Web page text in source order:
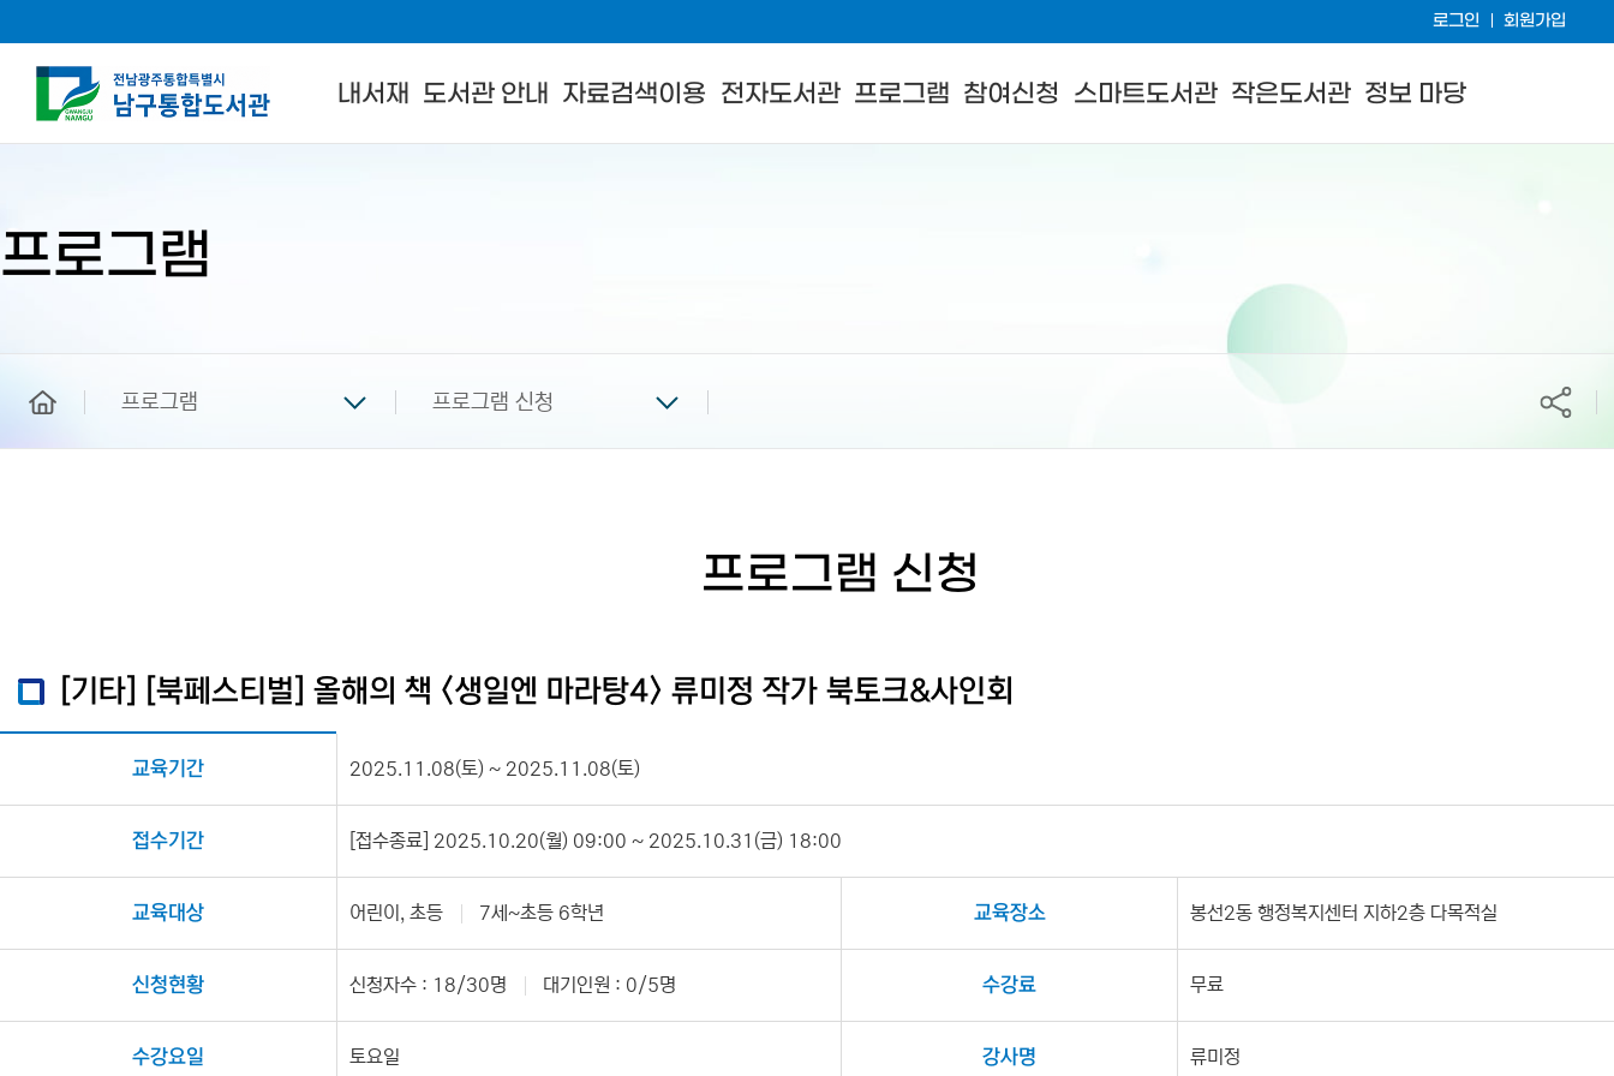
로그인 회원가입
내서재 도서관 안내 자료검색이용 전자도서관 프로그램 참여신청 스마트도서관 작은도서관 정보 마당
작
프로그램
프로그램 프로그램 신청 공유
프로그램 신청
[기타] [북페스티벌] 올해의 책 <생일엔 마라탕4> 류미정 작가 북토크&사인회
교육기간 2025.11.08(토) ~ 2025.11.08(토)
접수기간 [접수종료] 2025.10.20(월) 09:00 ~ 2025.10.31(금) 18:00
교육대상 어린이, 초등 7세~초등 6학년 교육장소 봉선2동 행정복지센터 지하2층 다목적실
신청현황 신청자수 : 18/30명 대기인원 : 0/5명 수강료 무료
수강요일 토요일 강사명 류미정